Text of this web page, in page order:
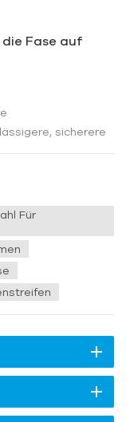
Fase auf
sicherere
werden:
Durch das
Für